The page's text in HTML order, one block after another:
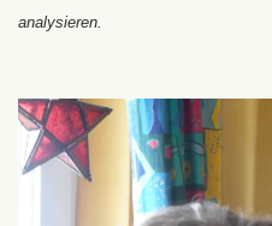
analysieren.